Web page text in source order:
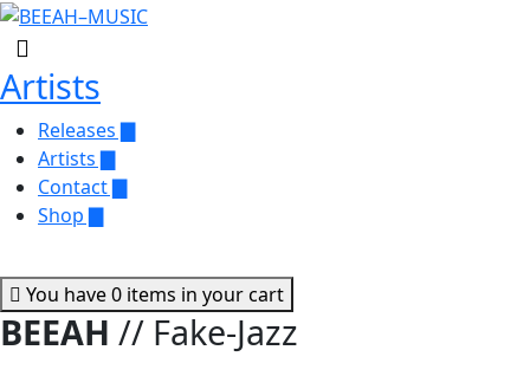
Artists
Releases ▇
Artists ▇
Contact ▇
Shop ▇
You have 0 items in your cart
BEEAH // Fake-Jazz